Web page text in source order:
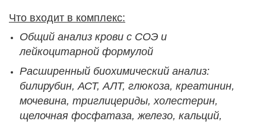
Что входит в комплекс:
Общий анализ крови с СОЭ и
лейкоцитарной формулой
Расширенный биохимический анализ:
билирубин, АСТ, АЛТ, глюкоза, креатинин,
мочевина, триглицериды, холестерин,
щелочная фосфатаза, железо, кальций,